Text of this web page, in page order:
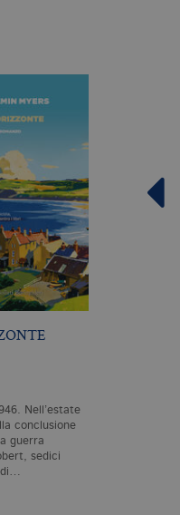
Nell’estate
conclusione
guerra
sedici
come offerte in tempo reale